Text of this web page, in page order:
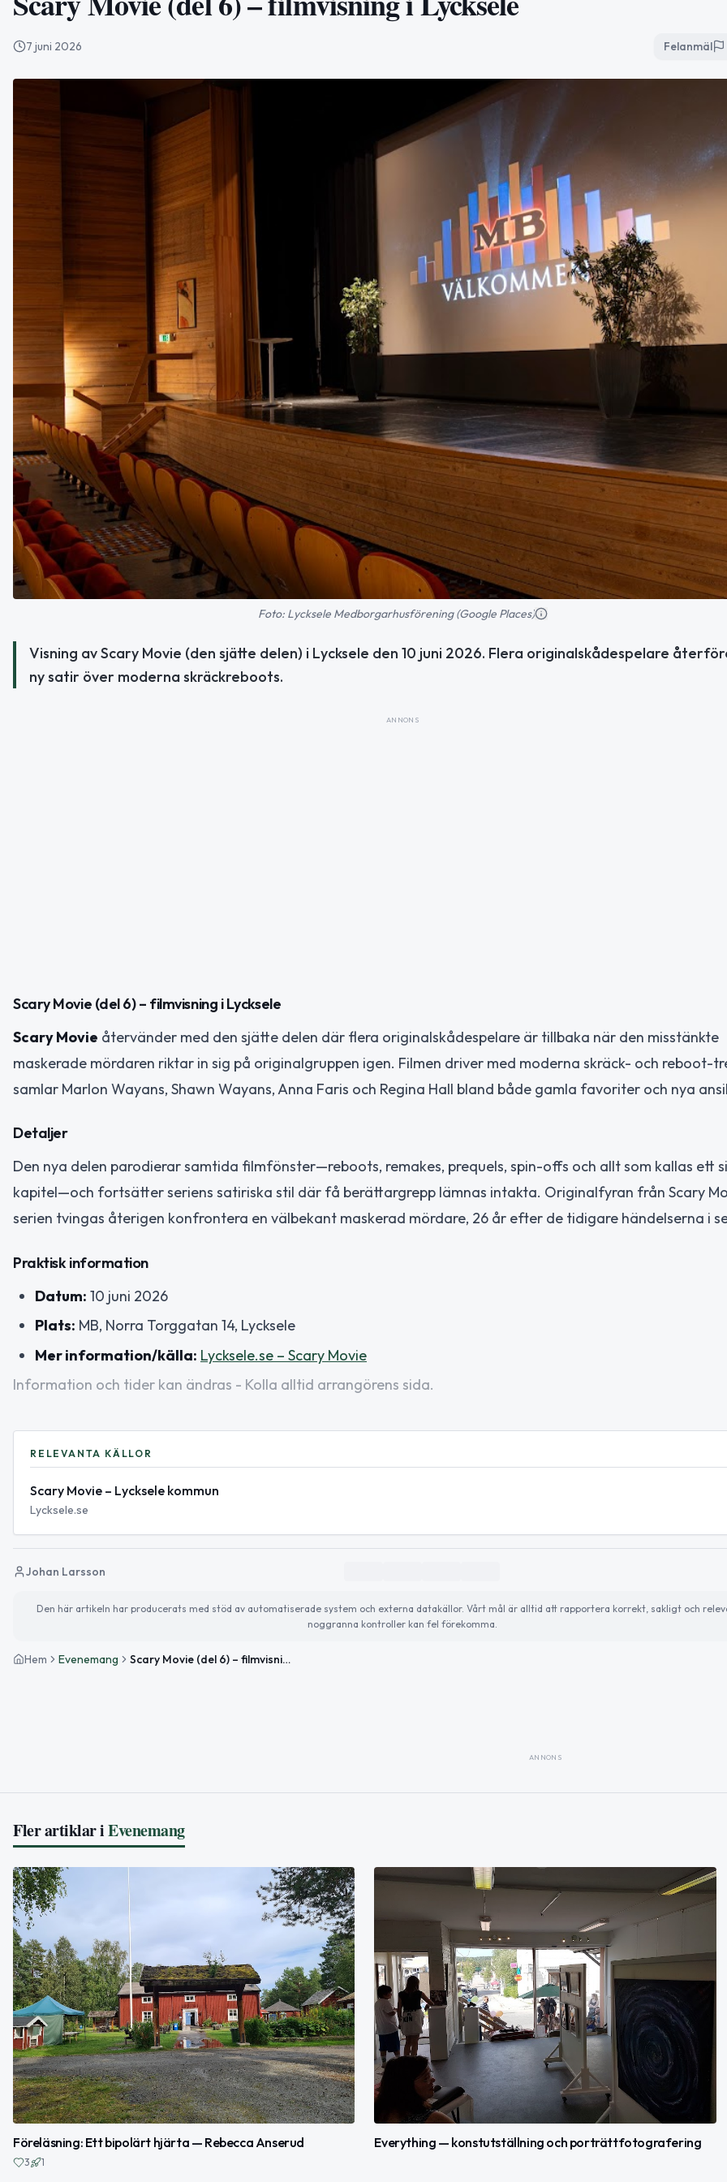
7 juni 2026 Felanmäl
Foto: Lycksele Medborgarhusförening (Google Places)
Visning av Scary Movie (den sjätte delen) i Lycksele den 10 juni 2026. Flera originalskådespelare
ny satir över moderna skräckreboots.
ANNONS
Scary Movie (del 6) – filmvisning i Lycksele
Scary Movie återvänder med den sjätte delen där flera originalskådespelare är tillbaka när den misstänkte
maskerade mördaren riktar in sig på original­gruppen igen. Filmen driver med moderna skräck- och reboot-
samlar Marlon Wayans, Shawn Wayans, Anna Faris och Regina Hall bland både gamla favoriter och nya
Detaljer
Den nya delen parodierar samtida filmfönster—reboots, remakes, prequels, spin-offs och allt som kallas ett
kapitel—och fortsätter seriens satiriska stil där få berättargrepp lämnas intakta. Originalfyran från Scary
serien tvingas återigen konfrontera en välbekant maskerad mördare, 26 år efter de tidigare händelserna i
Praktisk information
Datum: 10 juni 2026
Plats: MB, Norra Torggatan 14, Lycksele
Mer information/källa: Lycksele.se – Scary Movie
Information och tider kan ändras - Kolla alltid arrangörens sida.
RELEVANTA KÄLLOR
Scary Movie – Lycksele kommun
Lycksele.se
Johan Larsson
Den här artikeln har producerats med stöd av automatiserade system och externa datakällor. Vårt mål är alltid att rapportera korrekt, sakligt och
noggranna kontroller kan fel förekomma.
Hem Evenemang Scary Movie (del 6) – filmvisning i Lycksele
ANNONS
Fler artiklar iEvenemang
Föreläsning: Ett bipolärt hjärta — Rebecca Anserud
3 1
Everything — konstutställning och porträttfotografering